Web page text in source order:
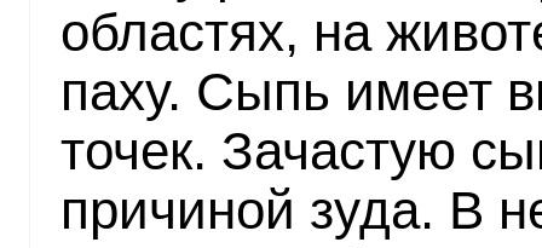
областях, на
паху. Сыпь имеет
точек. Зачастую
причиной зуда. В